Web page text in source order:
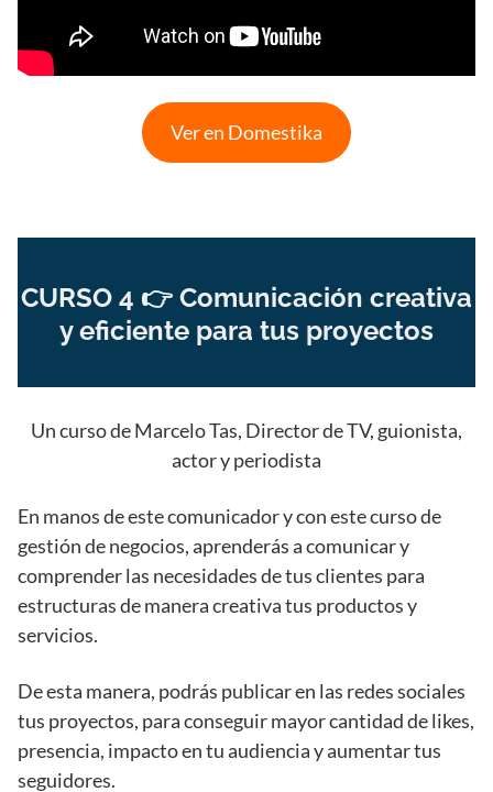
Ver en Domestika
CURSO 4 👉 Comunicación creativa
y eficiente para tus proyectos
Un curso de Marcelo Tas, Director de TV, guionista,
actor y periodista
En manos de este comunicador y con este curso de
gestión de negocios, aprenderás a comunicar y
comprender las necesidades de tus clientes para
estructuras de manera creativa tus productos y
servicios.
De esta manera, podrás publicar en las redes sociales
tus proyectos, para conseguir mayor cantidad de likes,
presencia, impacto en tu audiencia y aumentar tus
seguidores.